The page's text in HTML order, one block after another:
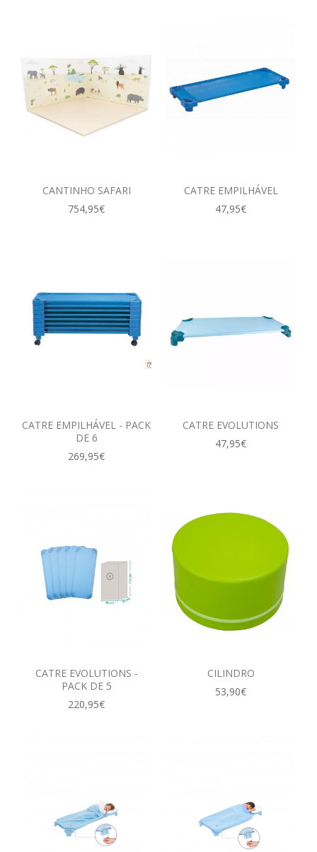
CANTINHO SAFARI
754,95€
CATRE EMPILHÁVEL
47,95€
CATRE EMPILHÁVEL - PACK
DE 6
269,95€
CATRE EVOLUTIONS
47,95€
CATRE EVOLUTIONS -
PACK DE 5
220,95€
CILINDRO
53,90€